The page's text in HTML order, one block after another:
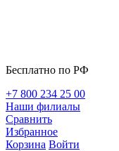
Бесплатно по РФ
+7 800 234 25 00
Наши филиалы
Сравнить
Избранное
Корзина Войти